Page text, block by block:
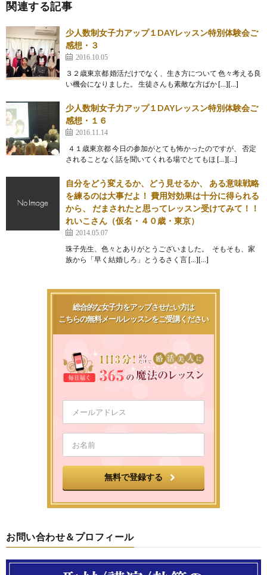
関連する記事
少人数制女子力アップ１DAYレッスン特別体験会ご
感想・３
2016.10.05
３２歳東京都 婚活だけでなく、生き方について 色々考える良
い機会になりました。 生徒さんも素敵な方ばか […][…]
少人数制女子力アップ１DAYレッスン特別体験会ご
感想・１６
2016.11.14
４１歳東京都 今日の参加がとても怖かったのですが、 否定
されることなく話を聞いてくれる場でとてもほ […][…]
自分をどう変えるか、どう見せるか、 ある意味戦略
を練るのは大事だよ！ 費用対効果は十分に得られる
から、 だまされたと思ってレッスン受けてみて！！
れいこさん（仮名・４０歳・東京）
2014.05.07
珠子先生、色々とありがとうございました。 そもそも、家
族から「早く結婚しろ」とうるさく言 […][…]
総合的な女子力をアップさせたい方は
こちらの無料メールレッスンをご受講ください
お問い合わせ＆プロフィール